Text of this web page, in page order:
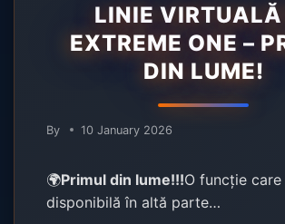
LINIE VIRTUALĂ
EXTREME ONE –
DIN LUME!
By 10 January 2026
🌍Primul din lume!!!O funcție
disponibilă în altă parte…